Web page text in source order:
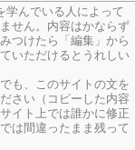
んでいる人によって
せん。内容はかならず
つけたら「編集」から
いただけるとうれしい
も、このサイトの文を
さい（コピーした内容
イト上では誰かに修正
は間違ったまま残って